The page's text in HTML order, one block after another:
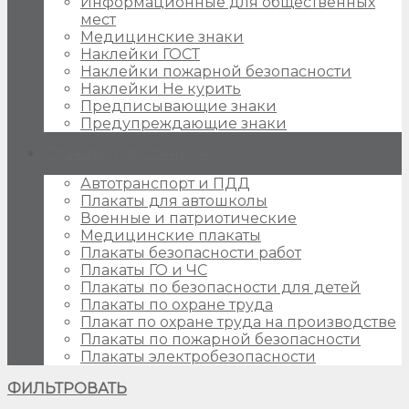
мест
Медицинские знаки
Наклейки ГОСТ
Наклейки пожарной безопасности
Наклейки Не курить
Предписывающие знаки
Предупреждающие знаки
Автотранспорт и ПДД
Плакаты для автошколы
Военные и патриотические
Медицинские плакаты
Плакаты безопасности работ
Плакаты ГО и ЧС
Плакаты по безопасности для детей
Плакаты по охране труда
Плакат по охране труда на производстве
Плакаты по пожарной безопасности
Плакаты электробезопасности
ФИЛЬТРОВАТЬ